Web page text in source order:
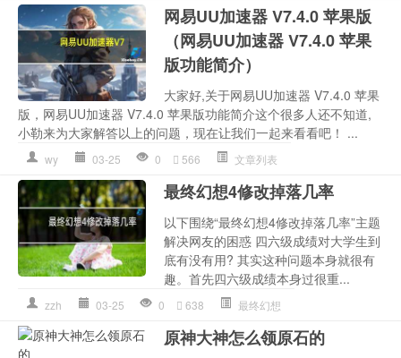
网易UU加速器 V7.4.0 苹果版
（网易UU加速器 V7.4.0 苹果
版功能简介）
大家好,关于网易UU加速器 V7.4.0 苹果
版，网易UU加速器 V7.4.0 苹果版功能简介这个很多人还不知道,
小勒来为大家解答以上的问题，现在让我们一起来看看吧！ ...
wy 03-25 0 566 文章列表
最终幻想4修改掉落几率
以下围绕“最终幻想4修改掉落几率”主题
解决网友的困惑 四六级成绩对大学生到
底有没有用? 其实这种问题本身就很有
趣。首先四六级成绩本身过很重...
zzh 03-25 0 638 最终幻想
原神大神怎么领原石的